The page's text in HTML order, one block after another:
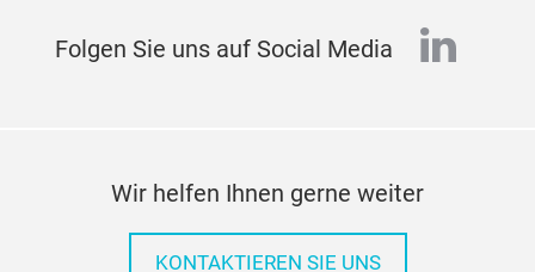
Folgen Sie uns auf Social Media
Wir helfen Ihnen gerne weiter
KONTAKTIEREN SIE UNS